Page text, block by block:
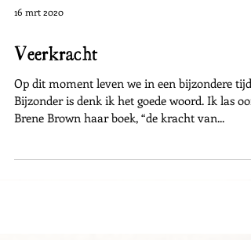
16 mrt 2020
Veerkracht
Op dit moment leven we in een bijzondere tijd.